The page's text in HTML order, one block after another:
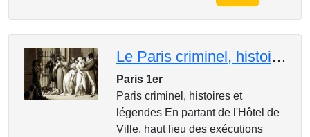
Le Paris criminel, histoires et légendes
Paris 1er
Paris criminel, histoires et
légendes En partant de l'Hôtel de
Ville, haut lieu des exécutions